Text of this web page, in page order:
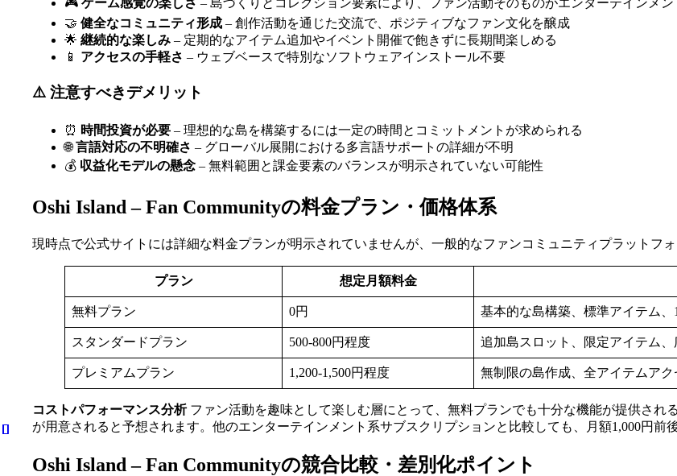
🎮 ゲーム感覚の楽しさ – 島づくりとコレクション要素により、ファン活動そのものがエンターテインメン
🤝 健全なコミュニティ形成 – 創作活動を通じた交流で、ポジティブなファン文化を醸成
🌟 継続的な楽しみ – 定期的なアイテム追加やイベント開催で飽きずに長期間楽しめる
📱 アクセスの手軽さ – ウェブベースで特別なソフトウェアインストール不要
⚠️ 注意すべきデメリット
⏰ 時間投資が必要 – 理想的な島を構築するには一定の時間とコミットメントが求められる
🌐言語対応の不明確さ – グローバル展開における多言語サポートの詳細が不明
💰 収益化モデルの懸念 – 無料範囲と課金要素のバランスが明示されていない可能性
Oshi Island – Fan Communityの料金プラン・価格体系
現時点で公式サイトには詳細な料金プランが明示されていませんが、一般的なファンコミュニティプラットフ
プラン 想定月額料金
無料プラン 0円 基本的な島構築、標準アイテム、
スタンダードプラン 500-800円程度 追加島スロット、限定アイテム
プレミアムプラン 1,200-1,500円程度 無制限の島作成、全アイテムアク
コストパフォーマンス分析ファン活動を趣味として楽しむ層にとって、無料プランでも十分な機能が提供され
が用意されると予想されます。他のエンターテインメント系サブスクリプションと比較しても、月額1,000円前
Oshi Island – Fan Communityの競合比較・差別化ポイント